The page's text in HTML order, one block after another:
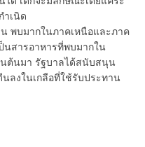
เนิด
บมากในภาคเหนือและภาค
นสารอาหารที่พบมากใน
ต้นมา รัฐบาลได้สนับสนุน
นลงในเกลือที่ใช้รับประทาน